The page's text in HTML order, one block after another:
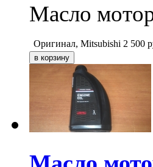
Масло
Оригинал, Mitsubishi 2 500